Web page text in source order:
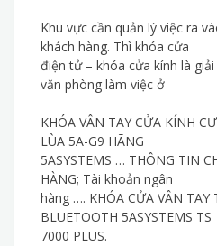
Khu vực cần quản lý việc ra
khách hàng. Thì khóa cửa
điện tử – khóa cửa kính là
văn phòng làm việc ở
KHÓA VÂN TAY CỬA KÍNH
LÙA 5A-G9 HÃNG
5ASYSTEMS … THÔNG TIN
HÀNG; Tài khoản ngân
hàng …. KHÓA CỬA VÂN TAY
BLUETOOTH 5ASYSTEMS TS
7000 PLUS.